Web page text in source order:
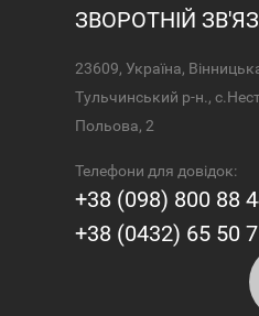
ЗВОРОТНІЙ
23609, Україна,
Тульчинський р-н.,
Польова, 2
Телефони для довідок:
+38 (098) 800 88
+38 (0432) 65 50